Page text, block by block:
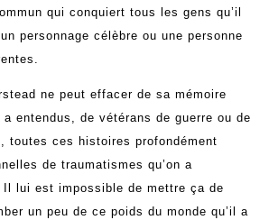
qui conquiert tous les gens qu’il
personnage célèbre ou une personne
ne peut effacer de sa mémoire
entendus, de vétérans de guerre ou de
toutes ces histoires profondément
de traumatismes qu’on a
lui est impossible de mettre ça de
un peu de ce poids du monde qu’il a